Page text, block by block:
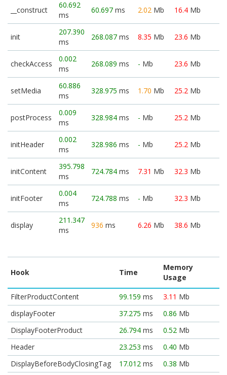
__construct
60.692
ms
60.697 ms 2.02 Mb 16.4 Mb
init
207.390
ms
268.087 ms 8.35 Mb 23.6 Mb
checkAccess
0.002
ms
268.089 ms - Mb 23.6 Mb
setMedia
60.886
ms
328.975 ms 1.70 Mb 25.2 Mb
postProcess
0.009
ms
328.984 ms - Mb 25.2 Mb
initHeader
0.002
ms
328.986 ms - Mb 25.2 Mb
initContent
395.798
ms
724.784 ms 7.31 Mb 32.3 Mb
initFooter
0.004
ms
724.788 ms - Mb 32.3 Mb
display
211.347
ms
936 ms 6.26 Mb 38.6 Mb
Hook Time
Memory
Usage
FilterProductContent
99.159 ms 3.11 Mb
displayFooter
37.275 ms 0.86 Mb
DisplayFooterProduct
26.794 ms 0.52 Mb
Header
23.253 ms 0.40 Mb
DisplayBeforeBodyClosingTag
17.012 ms 0.38 Mb